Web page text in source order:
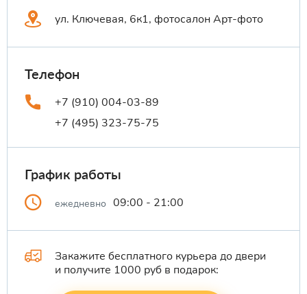
ул. Ключевая, 6к1, фотосалон Арт-фото
Телефон
+7 (910) 004-03-89
+7 (495) 323-75-75
График работы
ежедневно 09:00 - 21:00
Закажите бесплатного курьера до двери
и получите 1000 руб в подарок: